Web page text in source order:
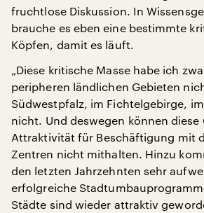
fruchtlose Diskussion. In
brauche es eben eine bestimmte
Köpfen, damit es läuft.
„Diese kritische Masse habe ich
peripheren ländlichen Gebieten
Südwestpfalz, im Fichtelgebirge,
nicht. Und deswegen können diese
Attraktivität für Beschäftigung mit
Zentren nicht mithalten. Hinzu
den letzten Jahrzehnten sehr
erfolgreiche
Städte sind wieder attraktiv